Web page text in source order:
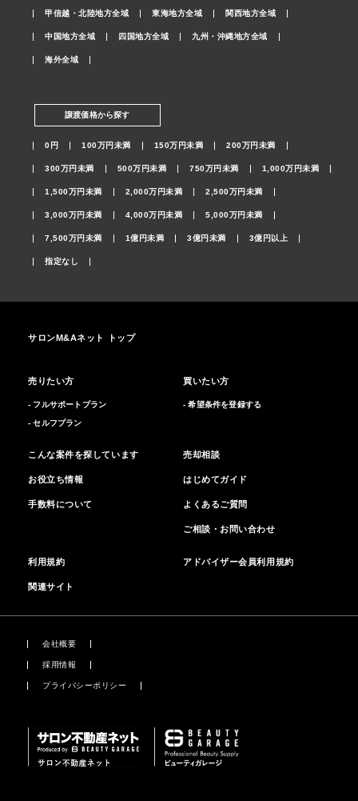
甲信越・北陸地方全域 東海地方全域 関西地方全域
中国地方全域 四国地方全域 九州・沖縄地方全域
海外全域
譲渡価格から探す
0円 100万円未満 150万円未満 200万円未満
300万円未満 500万円未満 750万円未満 1,000万円未満
1,500万円未満 2,000万円未満 2,500万円未満
3,000万円未満 4,000万円未満 5,000万円未満
7,500万円未満 1億円未満 3億円未満 3億円以上
指定なし
サロンM&Aネット トップ
売りたい方
- フルサポートプラン
- セルフプラン
買いたい方
- 希望条件を登録する
こんな案件を探しています
お役立ち情報
手数料について
売却相談
はじめてガイド
よくあるご質問
ご相談・お問い合わせ
利用規約 アドバイザー会員利用規約
関連サイト
会社概要
採用情報
プライバシーポリシー